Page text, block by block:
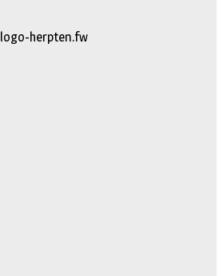
logo-herpten.fw